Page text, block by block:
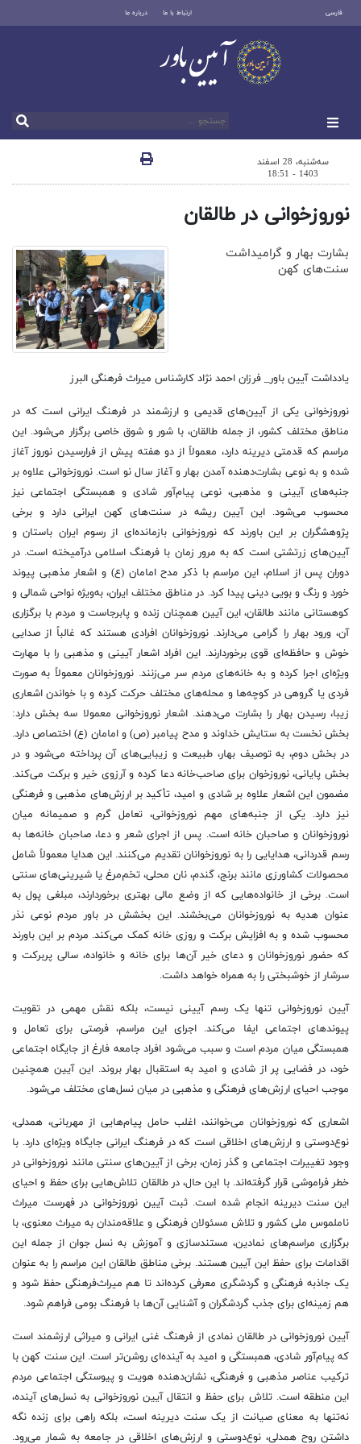
فارسی ارتباط با ما درباره ما
سه‌شنبه، 28 اسفند
1403 - 18:51
نوروزخوانی در طالقان
بشارت بهار و گرامیداشت
سنت‌های کهن
یادداشت آیین باور_ فرزان احمد نژاد کارشناس میراث فرهنگی البرز
نوروزخوانی یکی از آیین‌های قدیمی و ارزشمند در فرهنگ ایرانی است که در
مناطق مختلف کشور، از جمله طالقان، با شور و شوق خاصی برگزار می‌شود. این
مراسم که قدمتی دیرینه دارد، معمولاً از دو هفته پیش از فرارسیدن نوروز آغاز
شده و به نوعی بشارت‌دهنده آمدن بهار و آغاز سال نو است. نوروزخوانی علاوه بر
جنبه‌های آیینی و مذهبی، نوعی پیام‌آور شادی و همبستگی اجتماعی نیز
محسوب می‌شود. این آیین ریشه در سنت‌های کهن ایرانی دارد و برخی
پژوهشگران بر این باورند که نوروزخوانی بازمانده‌ای از رسوم ایران باستان و
آیین‌های زرتشتی است که به مرور زمان با فرهنگ اسلامی درآمیخته است. در
دوران پس از اسلام، این مراسم با ذکر مدح امامان (ع) و اشعار مذهبی پیوند
خورد و رنگ و بویی دینی پیدا کرد. در مناطق مختلف ایران، به‌ویژه نواحی شمالی و
کوهستانی مانند طالقان، این آیین همچنان زنده و پابرجاست و مردم با برگزاری
آن، ورود بهار را گرامی می‌دارند. نوروزخوانان افرادی هستند که غالباً از صدایی
خوش و حافظه‌ای قوی برخوردارند. این افراد اشعار آیینی و مذهبی را با مهارت
ویژه‌ای اجرا کرده و به خانه‌های مردم سر می‌زنند. نوروزخوانان معمولاً به صورت
فردی یا گروهی در کوچه‌ها و محله‌های مختلف حرکت کرده و با خواندن اشعاری
زیبا، رسیدن بهار را بشارت می‌دهند. اشعار نوروزخوانی معمولا سه بخش دارد:
بخش نخست به ستایش خداوند و مدح پیامبر (ص) و امامان (ع) اختصاص دارد.
در بخش دوم، به توصیف بهار، طبیعت و زیبایی‌های آن پرداخته می‌شود و در
بخش پایانی، نوروزخوان برای صاحب‌خانه دعا کرده و آرزوی خیر و برکت می‌کند.
مضمون این اشعار علاوه بر شادی و امید، تأکید بر ارزش‌های مذهبی و فرهنگی
نیز دارد. یکی از جنبه‌های مهم نوروزخوانی، تعامل گرم و صمیمانه میان
نوروزخوانان و صاحبان خانه است. پس از اجرای شعر و دعا، صاحبان خانه‌ها به
رسم قدردانی، هدایایی را به نوروزخوانان تقدیم می‌کنند. این هدایا معمولاً شامل
محصولات کشاورزی مانند برنج، گندم، نان محلی، تخم‌مرغ یا شیرینی‌های سنتی
است. برخی از خانواده‌هایی که از وضع مالی بهتری برخوردارند، مبلغی پول به
عنوان هدیه به نوروزخوانان می‌بخشند. این بخشش در باور مردم نوعی نذر
محسوب شده و به افزایش برکت و روزی خانه کمک می‌کند. مردم بر این باورند
که حضور نوروزخوانان و دعای خیر آن‌ها برای خانه و خانواده، سالی پربرکت و
سرشار از خوشبختی را به همراه خواهد داشت.
آیین نوروزخوانی تنها یک رسم آیینی نیست، بلکه نقش مهمی در تقویت
پیوندهای اجتماعی ایفا می‌کند. اجرای این مراسم، فرصتی برای تعامل و
همبستگی میان مردم است و سبب می‌شود افراد جامعه فارغ از جایگاه اجتماعی
خود، در فضایی پر از شادی و امید به استقبال بهار بروند. این آیین همچنین
موجب احیای ارزش‌های فرهنگی و مذهبی در میان نسل‌های مختلف می‌شود.
اشعاری که نوروزخوانان می‌خوانند، اغلب حامل پیام‌هایی از مهربانی، همدلی،
نوع‌دوستی و ارزش‌های اخلاقی است که در فرهنگ ایرانی جایگاه ویژه‌ای دارد. با
وجود تغییرات اجتماعی و گذر زمان، برخی از آیین‌های سنتی مانند نوروزخوانی در
خطر فراموشی قرار گرفته‌اند. با این حال، در طالقان تلاش‌هایی برای حفظ و احیای
این سنت دیرینه انجام شده است. ثبت آیین نوروزخوانی در فهرست میراث
ناملموس ملی کشور و تلاش مسئولان فرهنگی و علاقه‌مندان به میراث معنوی، با
برگزاری مراسم‌های نمادین، مستندسازی و آموزش به نسل جوان از جمله این
اقدامات برای حفظ این آیین هستند. برخی مناطق طالقان این مراسم را به عنوان
یک جاذبه فرهنگی و گردشگری معرفی کرده‌اند تا هم میراث‌فرهنگی حفظ شود و
هم زمینه‌ای برای جذب گردشگران و آشنایی آن‌ها با فرهنگ بومی فراهم شود.
آیین نوروزخوانی در طالقان نمادی از فرهنگ غنی ایرانی و میراثی ارزشمند است
که پیام‌آور شادی، همبستگی و امید به آینده‌ای روشن‌تر است. این سنت کهن با
ترکیب عناصر مذهبی و فرهنگی، نشان‌دهنده هویت و پیوستگی اجتماعی مردم
این منطقه است. تلاش برای حفظ و انتقال آیین نوروزخوانی به نسل‌های آینده،
نه‌تنها به معنای صیانت از یک سنت دیرینه است، بلکه راهی برای زنده نگه
داشتن روح همدلی، نوع‌دوستی و ارزش‌های اخلاقی در جامعه به شمار می‌رود.